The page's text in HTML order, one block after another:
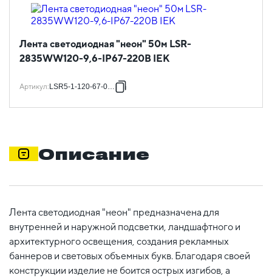
Лента светодиодная "неон" 50м LSR-
2835WW120-9,6-IP67-220В IEK
Артикул:LSR5-1-120-67-0-50
Описание
Лента светодиодная "неон" предназначена для
внутренней и наружной подсветки, ландшафтного и
архитектурного освещения, создания рекламных
баннеров и световых объемных букв. Благодаря своей
конструкции изделие не боится острых изгибов, а